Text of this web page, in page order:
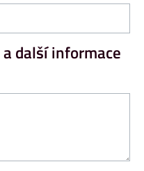
další informace